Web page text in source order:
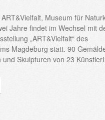
Museum für
Jahre findet im Wechsel mit
„ART&Vielfalt“ des
Magdeburg statt. 90
und Skulpturen von 23